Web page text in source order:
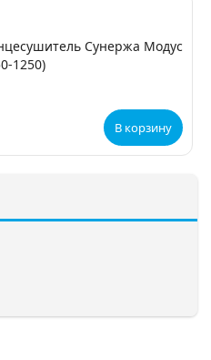
Сунержа Модус
1250)
В корзину